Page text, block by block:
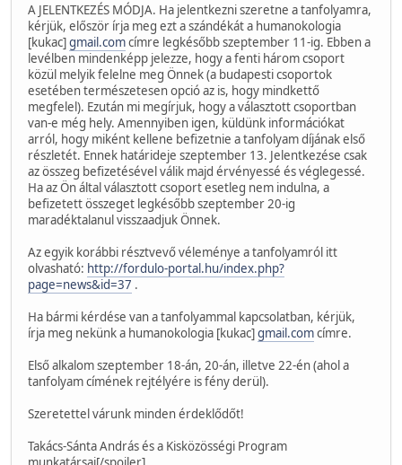
A JELENTKEZÉS MÓDJA. Ha jelentkezni szeretne a tanfolyamra,
kérjük, először írja meg ezt a szándékát a humanokologia
[kukac]gmail.comcímre legkésőbb szeptember 11-ig. Ebben a
levélben mindenképp jelezze, hogy a fenti három csoport
közül melyik felelne meg Önnek (a budapesti csoportok
esetében természetesen opció az is, hogy mindkettő
megfelel). Ezután mi megírjuk, hogy a választott csoportban
van-e még hely. Amennyiben igen, küldünk információkat
arról, hogy miként kellene befizetnie a tanfolyam díjának első
részletét. Ennek határideje szeptember 13. Jelentkezése csak
az összeg befizetésével válik majd érvényessé és véglegessé.
Ha az Ön által választott csoport esetleg nem indulna, a
befizetett összeget legkésőbb szeptember 20-ig
maradéktalanul visszaadjuk Önnek.
Az egyik korábbi résztvevő véleménye a tanfolyamról itt
olvasható: http://fordulo-portal.hu/index.php?
page=news&id=37 .
Ha bármi kérdése van a tanfolyammal kapcsolatban, kérjük,
írja meg nekünk a humanokologia [kukac]gmail.comcímre.
Első alkalom szeptember 18-án, 20-án, illetve 22-én (ahol a
tanfolyam címének rejtélyére is fény derül).
Szeretettel várunk minden érdeklődőt!
Takács-Sánta András és a Kisközösségi Program